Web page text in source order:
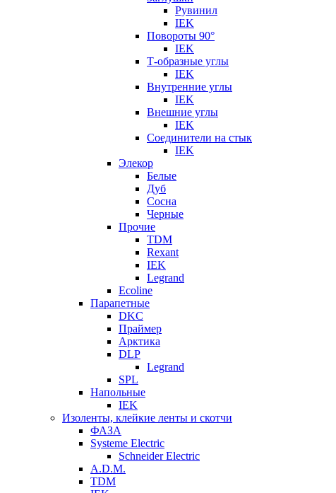
Рувинил
IEK
Повороты 90°
IEK
Т-образные углы
IEK
Внутренние углы
IEK
Внешние углы
IEK
Соединители на стык
IEK
Элекор
Белые
Дуб
Сосна
Черные
Прочие
TDM
Rexant
IEK
Legrand
Ecoline
Парапетные
DKC
Праймер
Арктика
DLP
Legrand
SPL
Напольные
IEK
Изоленты, клейкие ленты и скотчи
ФАЗА
Systeme Electric
Schneider Electric
A.D.M.
TDM